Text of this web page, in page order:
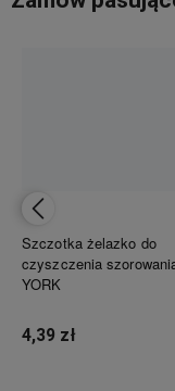
Szczotka żelazko do
czyszczenia
YORK
4,39 zł